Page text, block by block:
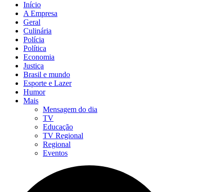
Início
A Empresa
Geral
Culinária
Polícia
Política
Economia
Justiça
Brasil e mundo
Esporte e Lazer
Humor
Mais
Mensagem do dia
TV
Educação
TV Regional
Regional
Eventos